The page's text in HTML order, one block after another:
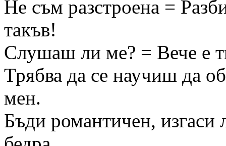
Не съм разстроена =
такъв!
Слушаш ли ме? = Вече е
Трябва да се научиш да
мен.
Бъди романтичен,